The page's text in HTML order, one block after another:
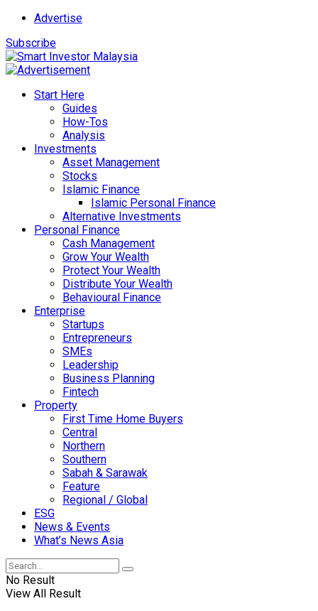
Advertise
Subscribe
Start Here
Guides
How-Tos
Analysis
Investments
Asset Management
Stocks
Islamic Finance
Islamic Personal Finance
Alternative Investments
Personal Finance
Cash Management
Grow Your Wealth
Protect Your Wealth
Distribute Your Wealth
Behavioural Finance
Enterprise
Startups
Entrepreneurs
SMEs
Leadership
Business Planning
Fintech
Property
First Time Home Buyers
Central
Northern
Southern
Sabah & Sarawak
Feature
Regional / Global
ESG
News & Events
What’s News Asia
No Result
View All Result